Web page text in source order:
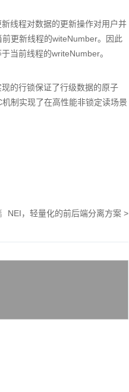
线程对数据的更新操作对用户并
更新线程的witeNumber。因此
当前线程的writeNumber。
的行锁保证了行级数据的原子
制实现了在高性能非锁定读场景
NEI，轻量化的前后端分离方案 >